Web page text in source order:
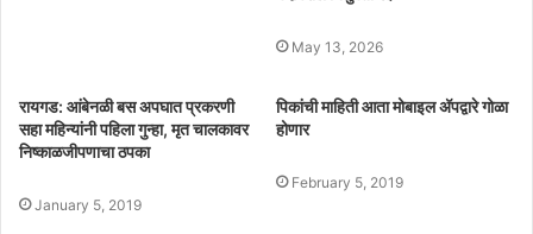
May 13, 2026
रायगड: आंबेनळी बस अपघात प्रकरणी
सहा महिन्यांनी पहिला गुन्हा, मृत चालकावर
निष्काळजीपणाचा ठपका
January 5, 2019
पिकांची माहिती आता मोबाइल अ‍ॅपद्वारे गोळा
होणार
February 5, 2019